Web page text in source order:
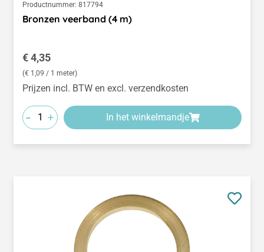
Productnummer: 817794
Bronzen veerband (4 m)
Normale prijs:
€ 4,35
(€ 1,09 / 1 meter)
Prijzen incl. BTW en excl. verzendkosten
- + In het winkelmandje